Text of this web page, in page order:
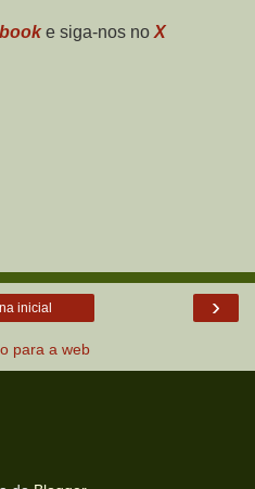
e siga-nos no X
›
inicial
para a web